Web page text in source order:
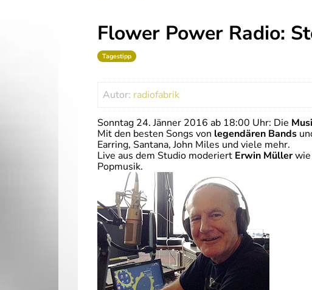
Flower Power Radio:
Tagestipp
Autor: radiofabrik
Sonntag 24. Jänner 2016 ab 18:00 Uhr: Die
Mit den besten Songs von legendären Bands
Earring, Santana, John Miles und viele mehr.
Live aus dem Studio moderiert Erwin Müllerwie
Popmusik.